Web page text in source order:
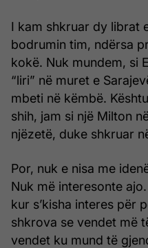
I kam shkruar dy librat
bodrumin tim, ndërsa
kokë. Nuk mundem, si
“liri” në muret e
mbeti në këmbë.
shih, jam si një Milton
njëzetë, duke shkruar
Por, nuk e nisa me
Nuk më interesonte
kur s’kisha interes për
shkrova se vendet më
vendet ku mund të